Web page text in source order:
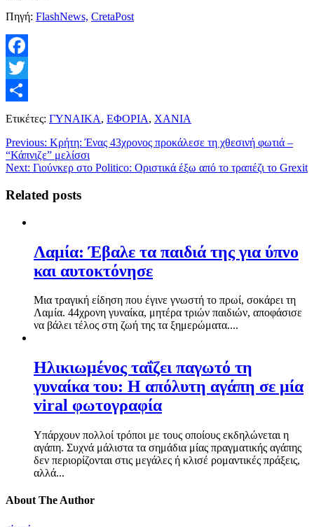
Πηγή: FlashNews, CretaPost
Facebook
Twitter
Μοιραστείτε
Ετικέτες: ΓΥΝΑΙΚΑ, ΕΦΟΡΙΑ, ΧΑΝΙΑ
Previous: Κρήτη: Ένας 43χρονος προκάλεσε τη χθεσινή φωτιά –
“Κάπνιζε” μελίσσι
Next: Γιούνκερ στο Politico: Οριστικά έξω από το τραπέζι το Grexit
Related posts
Λαμία: Έβαλε τα παιδιά της για ύπνο
και αυτοκτόνησε
Μια τραγική είδηση που έγινε γνωστή το πρωί, σοκάρει τη
Λαμία. 44χρονη γυναίκα, μητέρα τριών παιδιών, αποφάσισε
να βάλει τέλος στη ζωή της τα ξημερώματα....
Ηλικιωμένος ταΐζει παγωτό τη
γυναίκα του: Η απόλυτη αγάπη σε μία
viral φωτογραφία
Υπάρχουν πολλοί τρόποι με τους οποίους εκδηλώνεται η
αγάπη. Συχνά μάλιστα τα σημάδια μίας πραγματικής αγάπης
δεν περιορίζονται στις μεγάλες ή κλισέ ρομαντικές πράξεις,
αλλά...
About The Author